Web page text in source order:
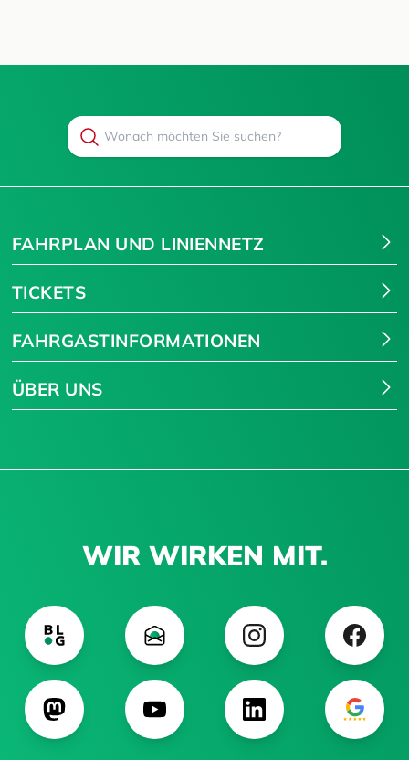
Search
FAHRPLAN UND LINIENNETZ
TICKETS
FAHRGASTINFORMATIONEN
ÜBER UNS
WIR WIRKEN MIT.